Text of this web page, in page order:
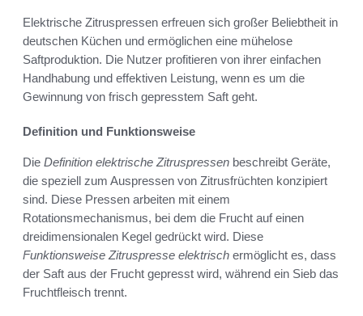
Elektrische Zitruspressen erfreuen sich großer Beliebtheit in
deutschen Küchen und ermöglichen eine mühelose
Saftproduktion. Die Nutzer profitieren von ihrer einfachen
Handhabung und effektiven Leistung, wenn es um die
Gewinnung von frisch gepresstem Saft geht.
Definition und Funktionsweise
Die Definition elektrische Zitruspressen beschreibt Geräte,
die speziell zum Auspressen von Zitrusfrüchten konzipiert
sind. Diese Pressen arbeiten mit einem
Rotationsmechanismus, bei dem die Frucht auf einen
dreidimensionalen Kegel gedrückt wird. Diese
Funktionsweise Zitruspresse elektrisch ermöglicht es, dass
der Saft aus der Frucht gepresst wird, während ein Sieb das
Fruchtfleisch trennt.